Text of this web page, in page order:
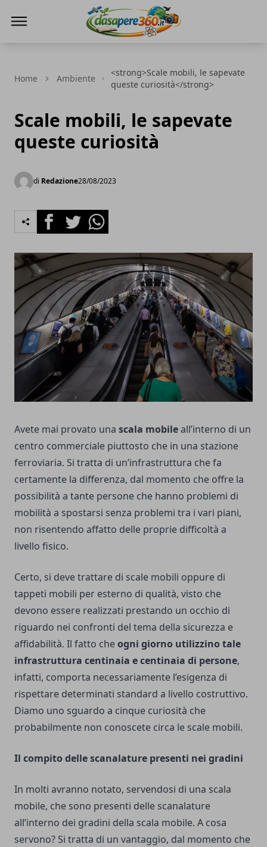
Home Ambiente
<strong>Scale mobili, le sapevate
queste curiosità</strong>
Scale mobili, le sapevate
queste curiosità
di Redazione28/08/2023
FacebookTwitterWhatsapp
Avete mai provato una scala mobileall’interno di un
centro commerciale piuttosto che in una stazione
ferroviaria. Si tratta di un’infrastruttura che fa
certamente la differenza, dal momento che offre la
possibilità a tante persone che hanno problemi di
mobilità a spostarsi senza problemi tra i vari piani,
non risentendo affatto delle proprie difficoltà a
livello fisico.
Certo, si deve trattare di scale mobili oppure di
tappeti mobili per esterno di qualità, visto che
devono essere realizzati prestando un occhio di
riguardo nei confronti del tema della sicurezza e
affidabilità. Il fatto cheogni giorno utilizzino tale
infrastruttura centinaia e centinaia di persone,
infatti, comporta necessariamente l’esigenza di
rispettare determinati standard a livello costruttivo.
Diamo uno sguardo a cinque curiosità che
probabilmente non conoscete circa le scale mobili.
Il compito delle scanalature presenti nei gradini
In molti avranno notato, servendosi di una scala
mobile, che sono presenti delle scanalature
all’interno dei gradini della scala mobile. A cosa
servono? Si tratta di un vantaggio, dal momento che